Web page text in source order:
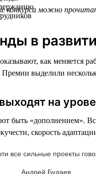
конкурса можно
в
как меняется
выделили
на
быть «дополнением».
скорость
все сильные проекты
Андрей Будаев